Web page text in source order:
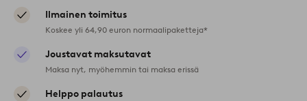
Ilmainen toimitus
Koskee yli 64,90 euron normaalipaketteja*
Joustavat maksutavat
Maksa nyt, myöhemmin tai maksa erissä
Helppo palautus